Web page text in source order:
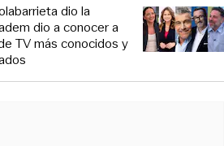
dio la
dio a conocer a
TV más conocidos y